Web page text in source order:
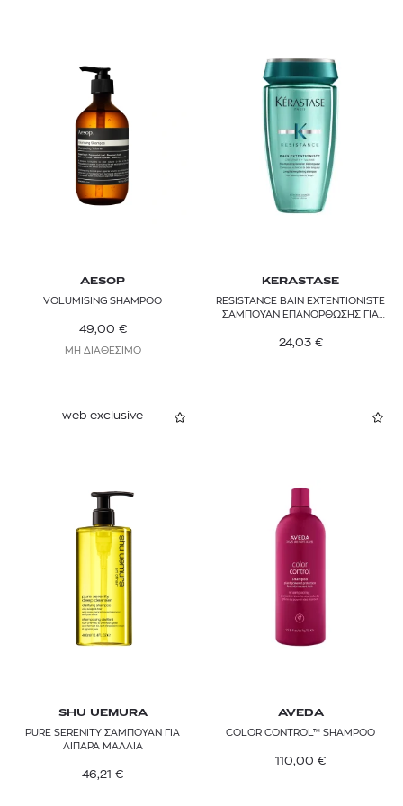
AESOP
VOLUMISING SHAMPOO
49,00 €
ΜΗ ΔΙΑΘΕΣΙΜΟ
KERASTASE
RESISTANCE BAIN EXTENTIONISTE
ΣΑΜΠΟΥΑΝ ΕΠΑΝΟΡΘΩΣΗΣ ΓΙΑ
24,03 €
web exclusive
SHU UEMURA
PURE SERENITY ΣΑΜΠΟΥΑΝ ΓΙΑ
ΛΙΠΑΡΑ ΜΑΛΛΙΑ
46,21 €
AVEDA
COLOR CONTROL™ SHAMPOO
110,00 €